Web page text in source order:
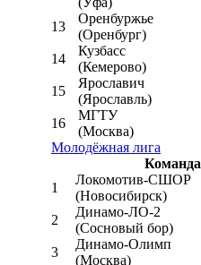
13
Оренбуржье
(Оренбург)
14
Кузбасс
(Кемерово)
15
Ярославич
(Ярославль)
16
МГТУ
(Москва)
Молодёжная лига
Команда
1
Локомотив-CШОР
(Новосибирск)
2
Динамо-ЛО-2
(Сосновый бор)
3
Динамо-Олимп
(Москва)